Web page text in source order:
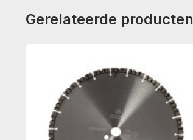
Gerelateerde producten